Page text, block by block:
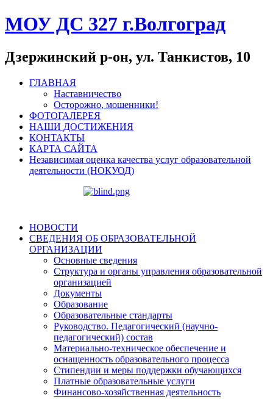
МОУ ДС 327 г.Волгоград
Дзержинский р-он, ул. Танкистов, 10
ГЛАВНАЯ
Наставничество
Осторожно, мошенники!
ФОТОГАЛЕРЕЯ
НАШИ ДОСТИЖЕНИЯ
КОНТАКТЫ
КАРТА САЙТА
Независимая оценка качества услуг образовательной
деятельности (НОКУОД)
НОВОСТИ
СВЕДЕНИЯ ОБ ОБРАЗОВАТЕЛЬНОЙ
ОРГАНИЗАЦИИ
Основные сведения
Структура и органы управления образовательной
организацией
Документы
Образование
Образовательные стандарты
Руководство. Педагогический (научно-
педагогический) состав
Материально-техническое обеспечение и
оснащенность образовательного процесса
Стипендии и меры поддержки обучающихся
Платные образовательные услуги
Финансово-хозяйственная деятельность